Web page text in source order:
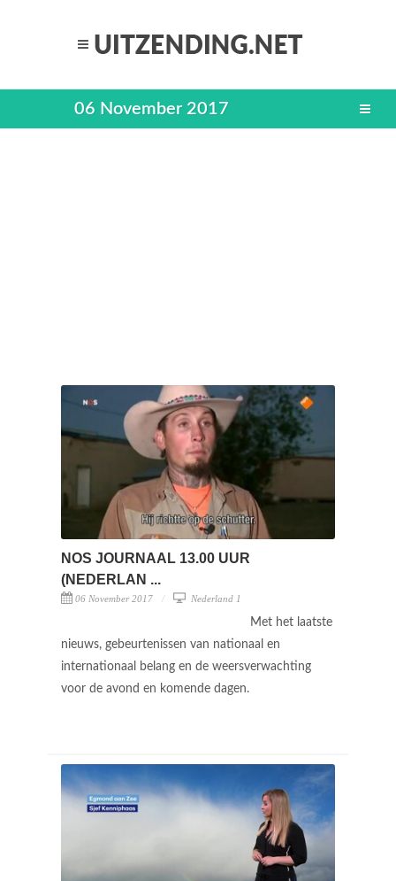
06 November 2017
NOS JOURNAAL 13.00 UUR
(NEDERLAN ...
06 November 2017 Nederland 1
Met het laatste
nieuws, gebeurtenissen van nationaal en
internationaal belang en de weersverwachting
voor de avond en komende dagen.